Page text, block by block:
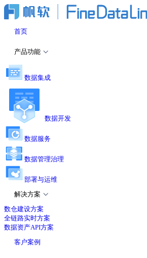
首页
产品功能
数据集成
数据开发
数据服务
数据管理治理
部署与运维
解决方案
数仓建设方案
全链路实时方案
数据资产API方案
客户案例